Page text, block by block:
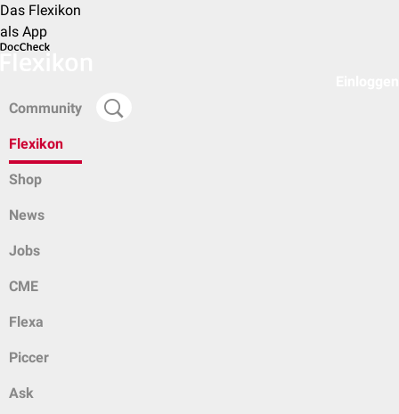
Das Flexikon
als App
Community
Flexikon
Shop
News
Jobs
CME
Flexa
Piccer
Ask